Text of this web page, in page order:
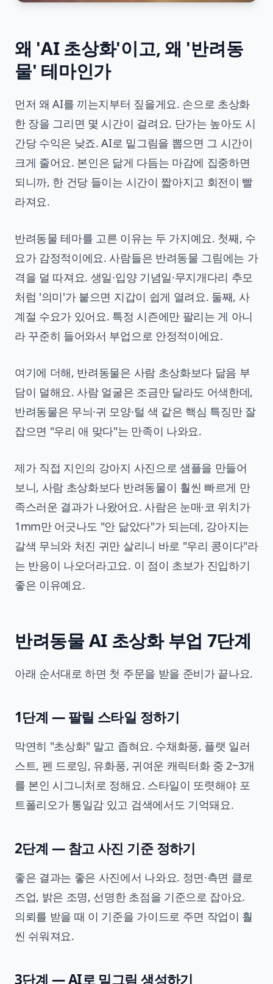
왜 'AI 초상화'이고, 왜 '반려동
물' 테마인가
먼저 왜 AI를 끼는지부터 짚을게요. 손으로 초상화
한 장을 그리면 몇 시간이 걸려요. 단가는 높아도 시
간당 수익은 낮죠. AI로 밑그림을 뽑으면 그 시간이
크게 줄어요. 본인은 닮게 다듬는 마감에 집중하면
되니까, 한 건당 들이는 시간이 짧아지고 회전이 빨
라져요.
반려동물 테마를 고른 이유는 두 가지예요. 첫째, 수
요가 감정적이에요. 사람들은 반려동물 그림에는 가
격을 덜 따져요. 생일·입양 기념일·무지개다리 추모
처럼 '의미'가 붙으면 지갑이 쉽게 열려요. 둘째, 사
계절 수요가 있어요. 특정 시즌에만 팔리는 게 아니
라 꾸준히 들어와서 부업으로 안정적이에요.
여기에 더해, 반려동물은 사람 초상화보다 닮음 부
담이 덜해요. 사람 얼굴은 조금만 달라도 어색한데,
반려동물은 무늬·귀 모양·털 색 같은 핵심 특징만 잘
잡으면 "우리 애 맞다"는 만족이 나와요.
제가 직접 지인의 강아지 사진으로 샘플을 만들어
보니, 사람 초상화보다 반려동물이 훨씬 빠르게 만
족스러운 결과가 나왔어요. 사람은 눈매·코 위치가
1mm만 어긋나도 "안 닮았다"가 되는데, 강아지는
갈색 무늬와 처진 귀만 살리니 바로 "우리 콩이다"라
는 반응이 나오더라고요. 이 점이 초보가 진입하기
좋은 이유예요.
반려동물 AI 초상화 부업 7단계
아래 순서대로 하면 첫 주문을 받을 준비가 끝나요.
1단계 — 팔릴 스타일 정하기
막연히 "초상화" 말고 좁혀요. 수채화풍, 플랫 일러
스트, 펜 드로잉, 유화풍, 귀여운 캐릭터화 중 2~3개
를 본인 시그니처로 정해요. 스타일이 또렷해야 포
트폴리오가 통일감 있고 검색에서도 기억돼요.
2단계 — 참고 사진 기준 정하기
좋은 결과는 좋은 사진에서 나와요. 정면·측면 클로
즈업, 밝은 조명, 선명한 초점을 기준으로 잡아요.
의뢰를 받을 때 이 기준을 가이드로 주면 작업이 훨
씬 쉬워져요.
3단계 — AI로 밑그림 생성하기